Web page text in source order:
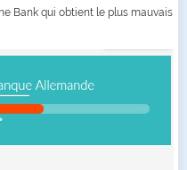
Bank qui obtient le plus mauvais